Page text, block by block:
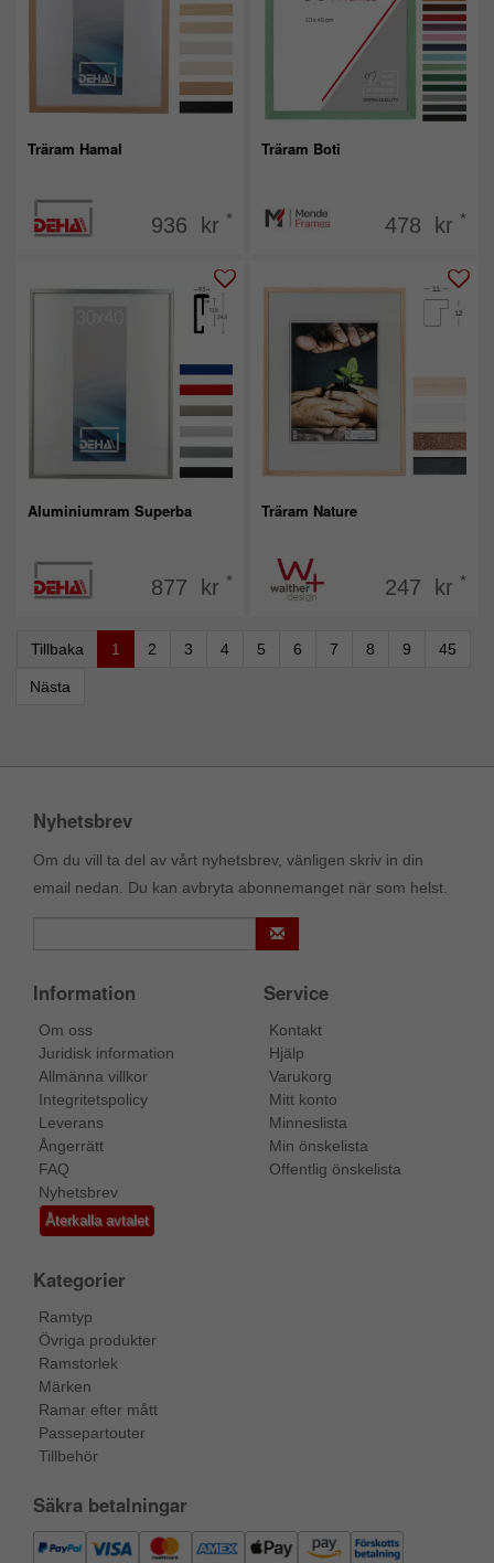
Träram Hamal
936 kr *
Träram Boti
478 kr *
Aluminiumram Superba
877 kr *
Träram Nature
247 kr *
Tillbaka 1 2 3 4 5 6 7 8 9 45
Nästa
Nyhetsbrev
Om du vill ta del av vårt nyhetsbrev, vänligen skriv in din
email nedan. Du kan avbryta abonnemanget när som helst.
Information
Om oss
Juridisk information
Allmänna villkor
Integritetspolicy
Leverans
Ångerrätt
FAQ
Nyhetsbrev
Återkalla avtalet
Service
Kontakt
Hjälp
Varukorg
Mitt konto
Minneslista
Min önskelista
Offentlig önskelista
Kategorier
Ramtyp
Övriga produkter
Ramstorlek
Märken
Ramar efter mått
Passepartouter
Tillbehör
Säkra betalningar